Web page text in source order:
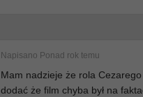
Napisano Ponad rok temu
Mam nadzieje że rola
dodać że film chyba był na